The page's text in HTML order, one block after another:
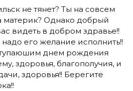
не тянет? Ты на совсем
материк? Однако добрый
видеть в добром здравье!!
его желание исполнить!!
днем рождения
здоровья, благополучия, и
здоровья!! Берегите